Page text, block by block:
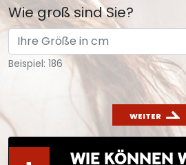
Wie groß sind Sie?
Beispiel: 186
WEITER
WIE KÖNNEN